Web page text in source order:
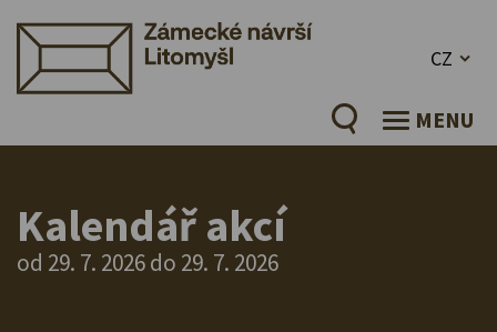
CZ
MENU
Kalendář akcí
od 29. 7. 2026 do 29. 7. 2026